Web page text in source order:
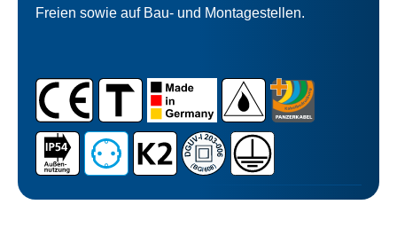
Freien sowie auf Bau- und Montagestellen.